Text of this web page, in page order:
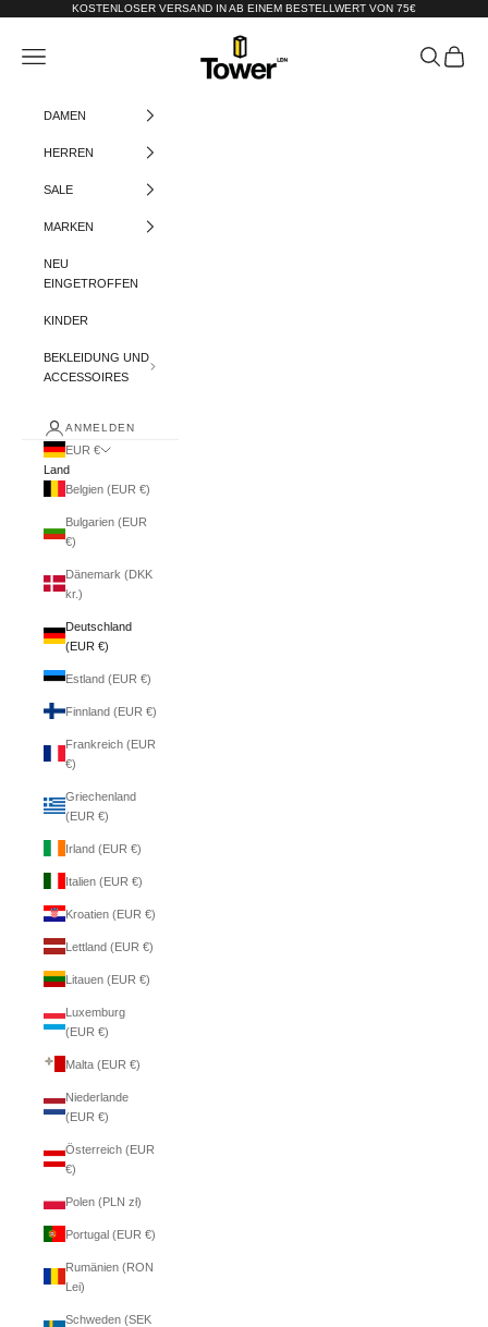
Zum Inhalt springenKOSTENLOSER VERSAND IN AB EINEM BESTELLWERT VON 75€
Tower-London.De
Menü Suchen
DAMEN
HERREN
SALE
MARKEN
NEU
EINGETROFFEN
KINDER
BEKLEIDUNG UND
ACCESSOIRES
ANMELDEN
EUR €
Land
Belgien (EUR €)
Bulgarien (EUR
€)
Dänemark (DKK
kr.)
Deutschland
(EUR €)
Estland (EUR €)
Finnland (EUR €)
Frankreich (EUR
€)
Griechenland
(EUR €)
Irland (EUR €)
Italien (EUR €)
Kroatien (EUR €)
Lettland (EUR €)
Litauen (EUR €)
Luxemburg
(EUR €)
Malta (EUR €)
Niederlande
(EUR €)
Österreich (EUR
€)
Polen (PLN zł)
Portugal (EUR €)
Rumänien (RON
Lei)
Schweden (SEK